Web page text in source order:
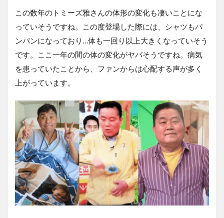
この数年のトミーズ雅さんの体形の変化も凄いことにな
っていそうですね。この度登場した際には、シャツもパ
ンパンになっており…体も一回り以上大きくなっていそう
です。ここ一年の間の体の変化がヤバそうですね。病気
を患っていたことから、ファンからは心配する声が多く
上がっています。